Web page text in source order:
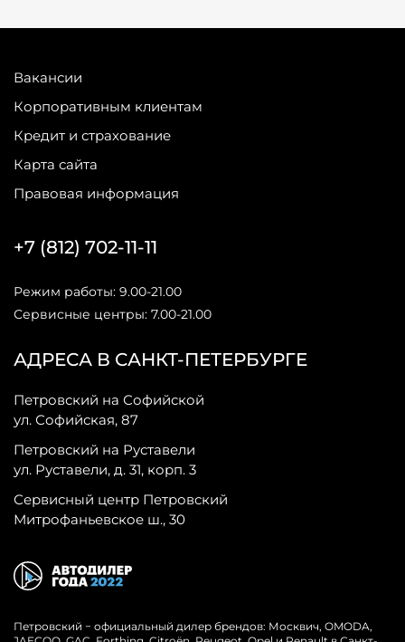
Вакансии
Корпоративным клиентам
Кредит и страхование
Карта сайта
Правовая информация
АДРЕСА В САНКТ-ПЕТЕРБУРГЕ
Петровский на Софийской
ул. Софийская, 87
Петровский на Руставели
ул. Руставели, д. 31, корп. 3
Сервисный центр Петровский
Митрофаньевское ш., 30
+7 (812) 702-11-11
Режим работы: 9.00-21.00
Сервисные центры: 7.00-21.00
Петровский − официальный дилер брендов: Москвич, OMODA,